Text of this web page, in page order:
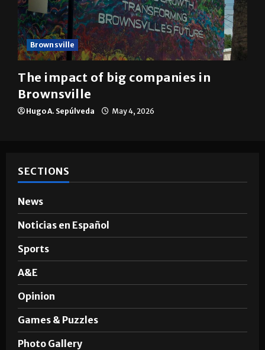
Brownsville
The impact of big companies in
Brownsville
Hugo A. Sepúlveda May 4, 2026
SECTIONS
News
Noticias en Español
Sports
A&E
Opinion
Games & Puzzles
Photo Gallery